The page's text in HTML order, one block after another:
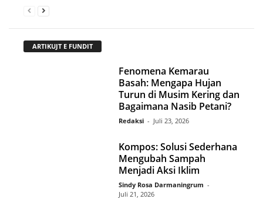
ARTIKUJT E FUNDIT
Fenomena Kemarau
Basah: Mengapa Hujan
Turun di Musim Kering dan
Bagaimana Nasib Petani?
Redaksi - Juli 23, 2026
Kompos: Solusi Sederhana
Mengubah Sampah
Menjadi Aksi Iklim
Sindy Rosa Darmaningrum -
Juli 21, 2026